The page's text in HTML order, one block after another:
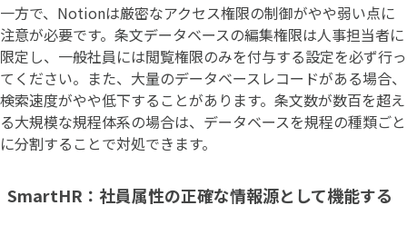
一方で、Notionは厳密なアクセス権限の制御がやや弱い点に
注意が必要です。条文データベースの編集権限は人事担当者に
限定し、一般社員には閲覧権限のみを付与する設定を必ず行っ
てください。また、大量のデータベースレコードがある場合、
検索速度がやや低下することがあります。条文数が数百を超え
る大規模な規程体系の場合は、データベースを規程の種類ごと
に分割することで対処できます。
SmartHR：社員属性の正確な情報源として機能する